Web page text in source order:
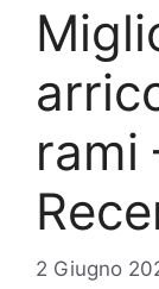
rami
2 Giugno